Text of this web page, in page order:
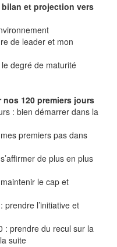
et projection vers
de leader et mon
degré de maturité
120 premiers jours
: bien démarrer dans la
premiers pas dans
de plus en plus
le cap et
l’initiative et
: prendre du recul sur la
suite